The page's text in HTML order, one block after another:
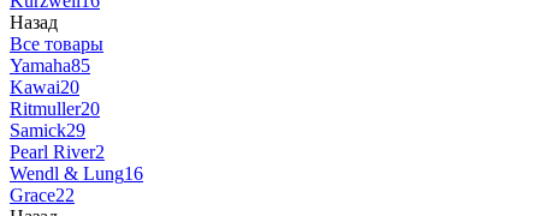
Назад
Все товары
Yamaha85
Kawai20
Ritmuller20
Samick29
Pearl River2
Wendl & Lung16
Grace22